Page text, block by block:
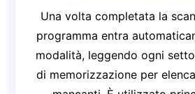
Una volta completata la
programma entra
modalità, leggendo ogni
di memorizzazione per